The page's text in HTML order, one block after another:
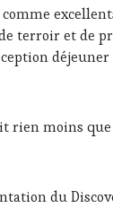
comme
terroir et de
rien moins
du